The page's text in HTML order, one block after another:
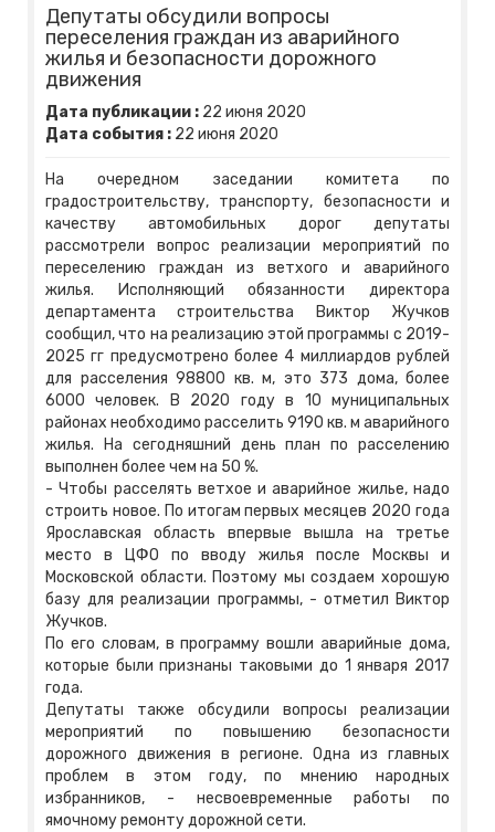
Депутаты обсудили вопросы
переселения граждан из аварийного
жилья и безопасности дорожного
движения
Дата публикации : 22 июня 2020
Дата события : 22 июня 2020
На очередном заседании комитета по
градостроительству, транспорту, безопасности и
качеству автомобильных дорог депутаты
рассмотрели вопрос реализации мероприятий по
переселению граждан из ветхого и аварийного
жилья. Исполняющий обязанности директора
департамента строительства Виктор Жучков
сообщил, что на реализацию этой программы с 2019-
2025 гг предусмотрено более 4 миллиардов рублей
для расселения 98800 кв. м, это 373 дома, более
6000 человек. В 2020 году в 10 муниципальных
районах необходимо расселить 9190 кв. м аварийного
жилья. На сегодняшний день план по расселению
выполнен более чем на 50 %.
- Чтобы расселять ветхое и аварийное жилье, надо
строить новое. По итогам первых месяцев 2020 года
Ярославская область впервые вышла на третье
место в ЦФО по вводу жилья после Москвы и
Московской области. Поэтому мы создаем хорошую
базу для реализации программы, - отметил Виктор
Жучков.
По его словам, в программу вошли аварийные дома,
которые были признаны таковыми до 1 января 2017
года.
Депутаты также обсудили вопросы реализации
мероприятий по повышению безопасности
дорожного движения в регионе. Одна из главных
проблем в этом году, по мнению народных
избранников, - несвоевременные работы по
ямочному ремонту дорожной сети.